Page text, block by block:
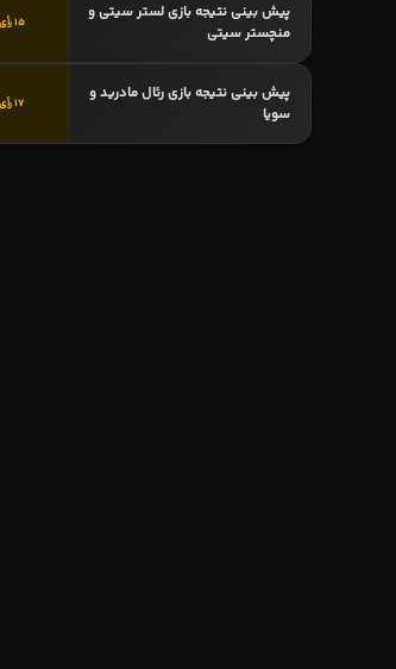
پیش بینی نتیجه بازی لستر سیتی و
منچستر سیتی
15 رأی
پیش بینی نتیجه بازی رئال مادرید و
سویا
17 رأی